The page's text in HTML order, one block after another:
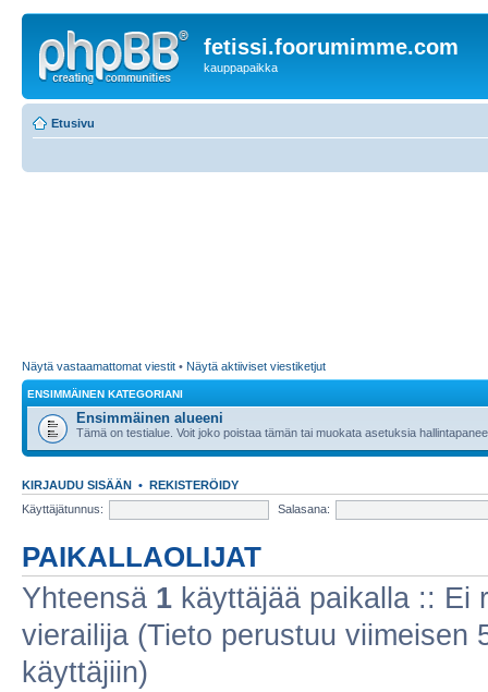
fetissi.foorumimme.com
kauppapaikka
Etusivu
Näytä vastaamattomat viestit • Näytä aktiiviset viestiketjut
ENSIMMÄINEN KATEGORIANI
Ensimmäinen alueeni
Tämä on testialue. Voit joko poistaa tämän tai muokata asetuksia
KIRJAUDU SISÄÄN • REKISTERÖIDY
Käyttäjätunnus:
Salasana:
PAIKALLAOLIJAT
Yhteensä 1 käyttäjää paikalla :: Ei
vierailija (Tieto perustuu viimeisen
käyttäjiin)